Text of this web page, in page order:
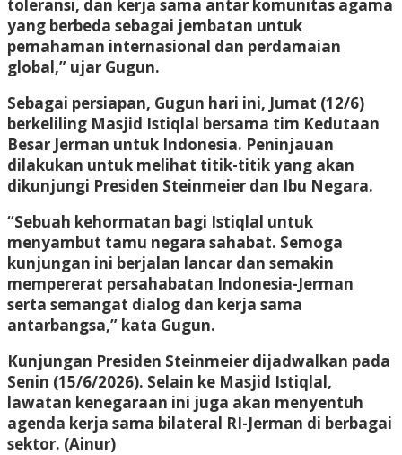
toleransi, dan kerja sama antar komunitas agama
yang berbeda sebagai jembatan untuk
pemahaman internasional dan perdamaian
global,” ujar Gugun.
Sebagai persiapan, Gugun hari ini, Jumat (12/6)
berkeliling Masjid Istiqlal bersama tim Kedutaan
Besar Jerman untuk Indonesia. Peninjauan
dilakukan untuk melihat titik-titik yang akan
dikunjungi Presiden Steinmeier dan Ibu Negara.
“Sebuah kehormatan bagi Istiqlal untuk
menyambut tamu negara sahabat. Semoga
kunjungan ini berjalan lancar dan semakin
mempererat persahabatan Indonesia-Jerman
serta semangat dialog dan kerja sama
antarbangsa,” kata Gugun.
Kunjungan Presiden Steinmeier dijadwalkan pada
Senin (15/6/2026). Selain ke Masjid Istiqlal,
lawatan kenegaraan ini juga akan menyentuh
agenda kerja sama bilateral RI-Jerman di berbagai
sektor. (Ainur)